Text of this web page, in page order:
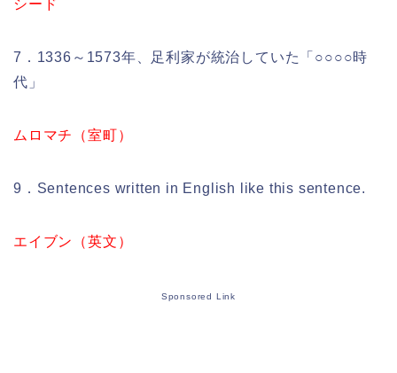
シード
7．1336～1573年、足利家が統治していた「○○○○時
代」
ムロマチ（室町）
9．Sentences written in English like this sentence.
エイブン（英文）
Sponsored Link